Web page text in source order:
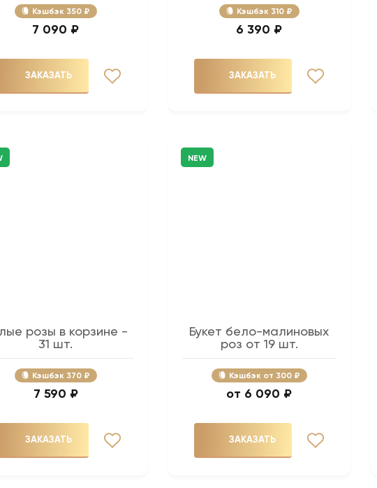
Кэшбэк 350 ₽
7 090 ₽
ЗАКАЗАТЬ
Кэшбэк 310 ₽
6 390 ₽
ЗАКАЗАТЬ
розы в корзине -
31 шт.
Кэшбэк 370 ₽
7 590 ₽
ЗАКАЗАТЬ
NEW
Букет бело-малиновых
роз от 19 шт.
Кэшбэк 300 ₽
6 090 ₽
ЗАКАЗАТЬ